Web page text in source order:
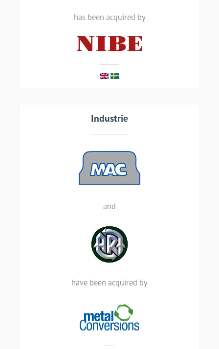
has been acquired by
heating elements, Elmatic, has been
LIRE LA SUITE
Industrie
and
have been acquired by
Transaction details
Metropolitan Alloys Corporation and
Aluminum Recovery Technologies have
been acquired by Metal Conversions